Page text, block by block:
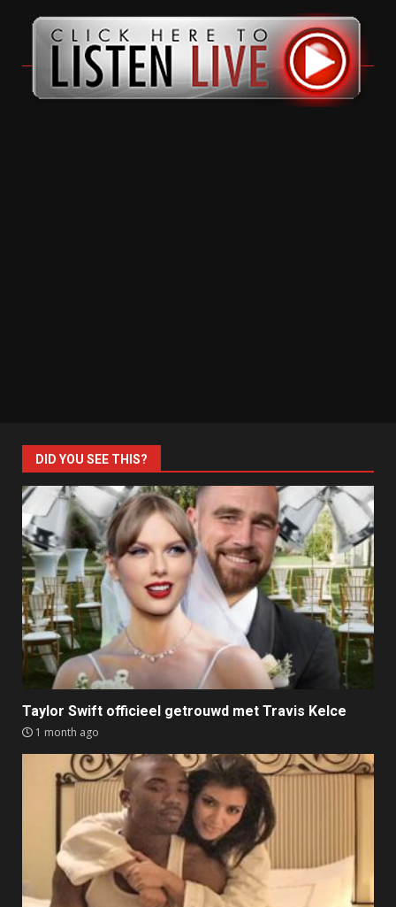
DID YOU SEE THIS?
Taylor Swift officieel getrouwd met Travis Kelce
1 month ago